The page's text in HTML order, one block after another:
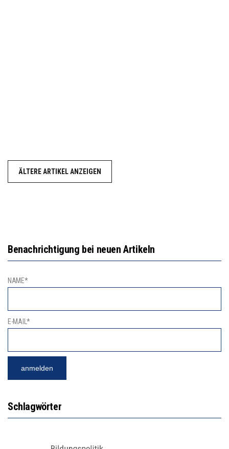
ÄLTERE ARTIKEL ANZEIGEN
Benachrichtigung bei neuen Artikeln
NAME*
E-MAIL*
Schlagwörter